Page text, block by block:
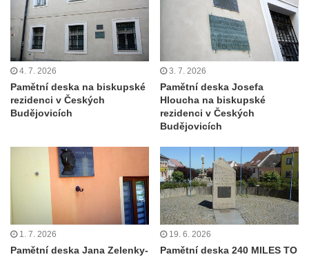
Olomouci
Pamětní deska Věnceslava Metelky na
budově banky v Palackého ulici v Náchodě
Pamětní deska Josefa Regnera-
Havlovického na bývalém děkanství v ulici
Regnerovy sady v Náchodě
Pamětní deska Josefa Kajetána Tyla na
náměstí Jiřího z Poděbrad v Hořicích
Pamětní deska Antonína Sovy v Parku
básníků u hřbitova ve Vysokém nad Jizerou
Pamětní deska evangelického kostela
(Centra setkávání) v Dolní Poustevně
Pamětní deska Augustina Podoláka v
4. 7. 2026
Pamětní deska na biskupské
rezidenci v Českých
Budějovicích
3. 7. 2026
Pamětní deska Josefa
Hloucha na biskupské
rezidenci v Českých
Budějovicích
1. 7. 2026
Pamětní deska Jana Zelenky-
19. 6. 2026
Pamětní deska 240 MILES TO